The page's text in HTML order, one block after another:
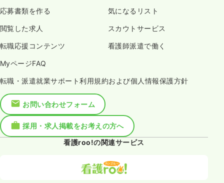
応募書類を作る 気になるリスト
閲覧した求人 スカウトサービス
転職応援コンテンツ 看護師派遣で働く
MyページFAQ
転職・派遣就業サポート利用規約および個人情報保護方針
お問い合わせフォーム
採用・求人掲載をお考えの方へ
看護roo!の関連サービス